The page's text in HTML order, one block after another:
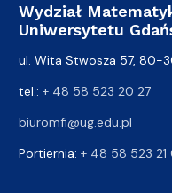
Wydział
Uniwersytetu
ul. Wita Stwosza 57, 80-
tel.: + 48 58 523 20 27
biuromfi@ug.edu.pl
Portiernia: + 48 58 523 21